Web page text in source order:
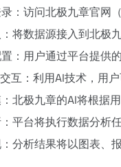
：访问北极九章官网
将数据源接入到北极
：用户通过平台提供
互：利用AI技术，用
北极九章的AI将根据
平台将执行数据分析
分析结果将以图表、